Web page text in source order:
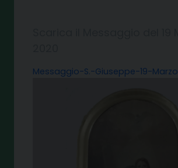
Messaggio-S.-Giuseppe-19-Marzo